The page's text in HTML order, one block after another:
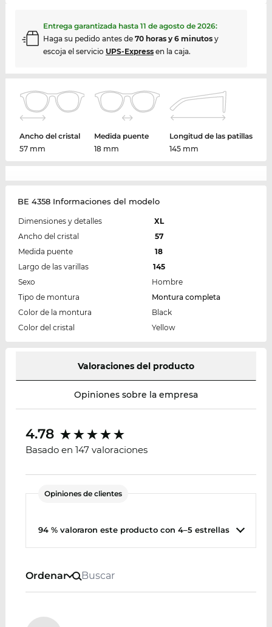
Entrega garantizada hasta 11 de agosto de 2026:
Haga su pedido antes de 70 horas y 6 minutosy
escoja el servicio UPS-Expressen la caja.
Ancho del cristal
57 mm
Medida puente
18 mm
Longitud de las patillas
145 mm
BE 4358 Informaciones del modelo
Dimensiones y detalles
XL
Ancho del cristal
57
Medida puente
18
Largo de las varillas
145
Sexo
Hombre
Tipo de montura
Montura completa
Color de la montura
Black
Color del cristal
Yellow
Valoraciones del producto
Opiniones sobre la empresa
4.78
Basado en 147 valoraciones
Opiniones de clientes
94 % valoraron este producto con 4–5 estrellas
Ordenar